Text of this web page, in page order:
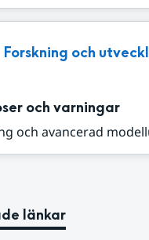
Forskning och
och varningar
och avancerad
länkar